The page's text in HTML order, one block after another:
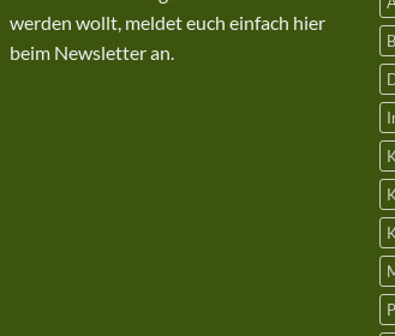
werden wollt, meldet euch einfach hier
beim Newsletter an.